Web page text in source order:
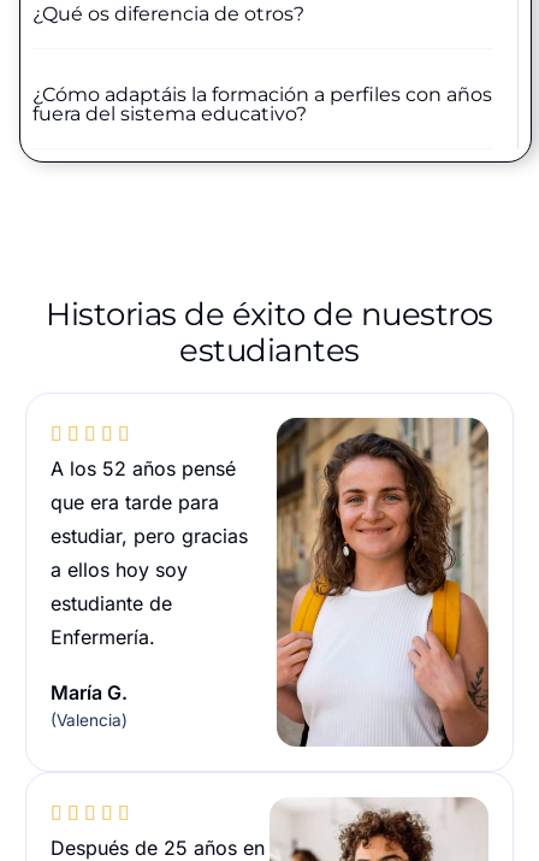
¿Qué os diferencia de otros?
¿Cómo adaptáis la formación a perfiles con años
fuera del sistema educativo?
Historias de éxito de nuestros
estudiantes
    
A los 52 años pensé
que era tarde para
estudiar, pero gracias
a ellos hoy soy
estudiante de
Enfermería.
María G.
(Valencia)
    
Después de 25 años en